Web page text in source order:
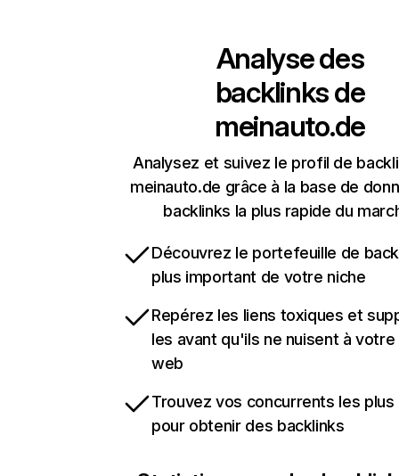
Analyse des
backlinks de
meinauto.de
Analysez et suivez le profil de
meinauto.de grâce à la base de
backlinks la plus rapide du
Découvrez le portefeuille de
plus important de votre niche
Repérez les liens toxiques et
les avant qu'ils ne nuisent à
web
Trouvez vos concurrents les
pour obtenir des backlinks